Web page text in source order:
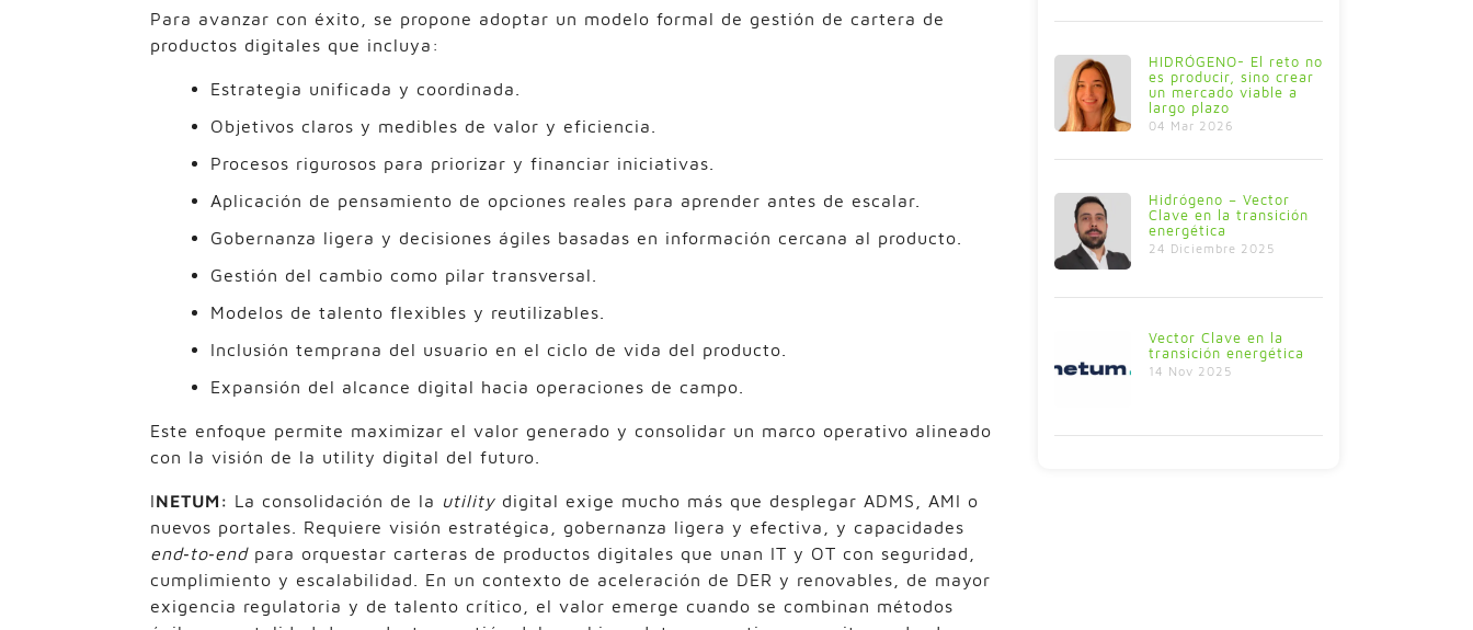
Para avanzar con éxito, se propone adoptar un modelo formal de gestión de cartera de
productos digitales que incluya:
Estrategia unificada y coordinada.
Objetivos claros y medibles de valor y eficiencia.
Procesos rigurosos para priorizar y financiar iniciativas.
Aplicación de pensamiento de opciones reales para aprender antes de escalar.
Gobernanza ligera y decisiones ágiles basadas en información cercana al producto.
Gestión del cambio como pilar transversal.
Modelos de talento flexibles y reutilizables.
Inclusión temprana del usuario en el ciclo de vida del producto.
Expansión del alcance digital hacia operaciones de campo.
Este enfoque permite maximizar el valor generado y consolidar un marco operativo alineado
con la visión de la utility digital del futuro.
INETUM: La consolidación de la utility digital exige mucho más que desplegar ADMS, AMI o
nuevos portales. Requiere visión estratégica, gobernanza ligera y efectiva, y capacidades
end‑to‑endpara orquestar carteras de productos digitales que unan IT y OT con seguridad,
cumplimiento y escalabilidad. En un contexto de aceleración de DER y renovables, de mayor
exigencia regulatoria y de talento crítico, el valor emerge cuando se combinan métodos
HIDRÓGENO- El reto no
es producir, sino crear
un mercado viable a
largo plazo
04 Mar 2026
Hidrógeno – Vector
Clave en la transición
energética
24 Diciembre 2025
Vector Clave en la
transición energética
14 Nov 2025